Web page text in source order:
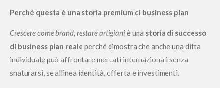
Perché questa è una storia premium di business plan
Crescere come brand, restare artigianiè una storia di successo
di business plan reale perché dimostra che anche una ditta
individuale può affrontare mercati internazionali senza
snaturarsi, se allinea identità, offerta e investimenti.